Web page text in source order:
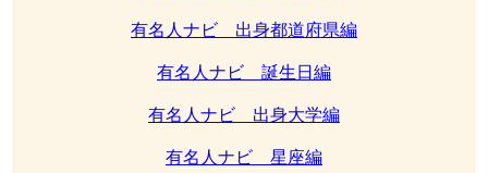
有名人ナビ 出身都道府県編
有名人ナビ 誕生日編
有名人ナビ 出身大学編
有名人ナビ 星座編